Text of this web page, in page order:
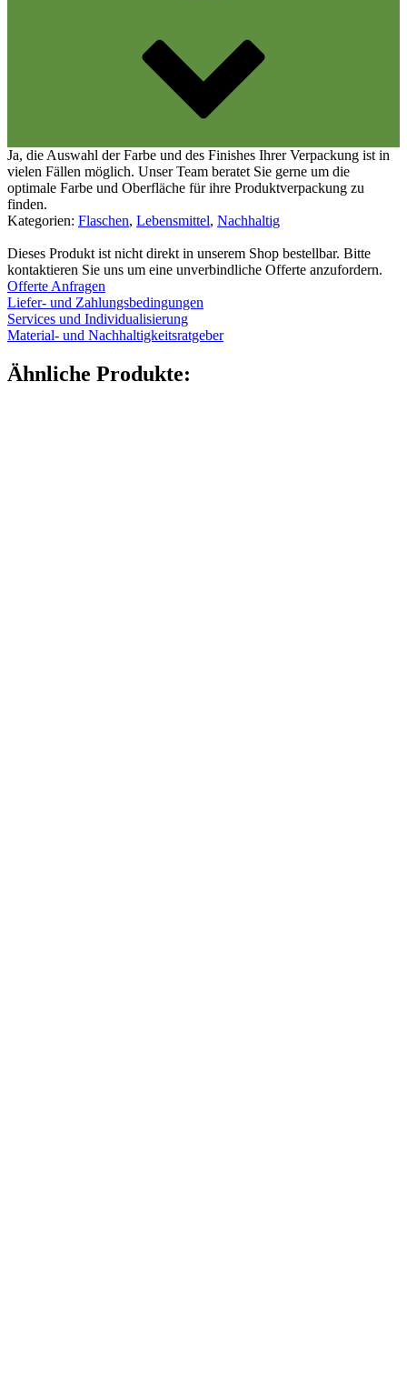
Ja, die Auswahl der Farbe und des Finishes Ihrer Verpackung ist in
vielen Fällen möglich. Unser Team beratet Sie gerne um die
optimale Farbe und Oberfläche für ihre Produktverpackung zu
finden.
Kategorien: Flaschen, Lebensmittel, Nachhaltig
Dieses Produkt ist nicht direkt in unserem Shop bestellbar. Bitte
kontaktieren Sie uns um eine unverbindliche Offerte anzufordern.
Offerte Anfragen
Liefer- und Zahlungsbedingungen
Services und Individualisierung
Material- und Nachhaltigkeitsratgeber
Ähnliche Produkte: